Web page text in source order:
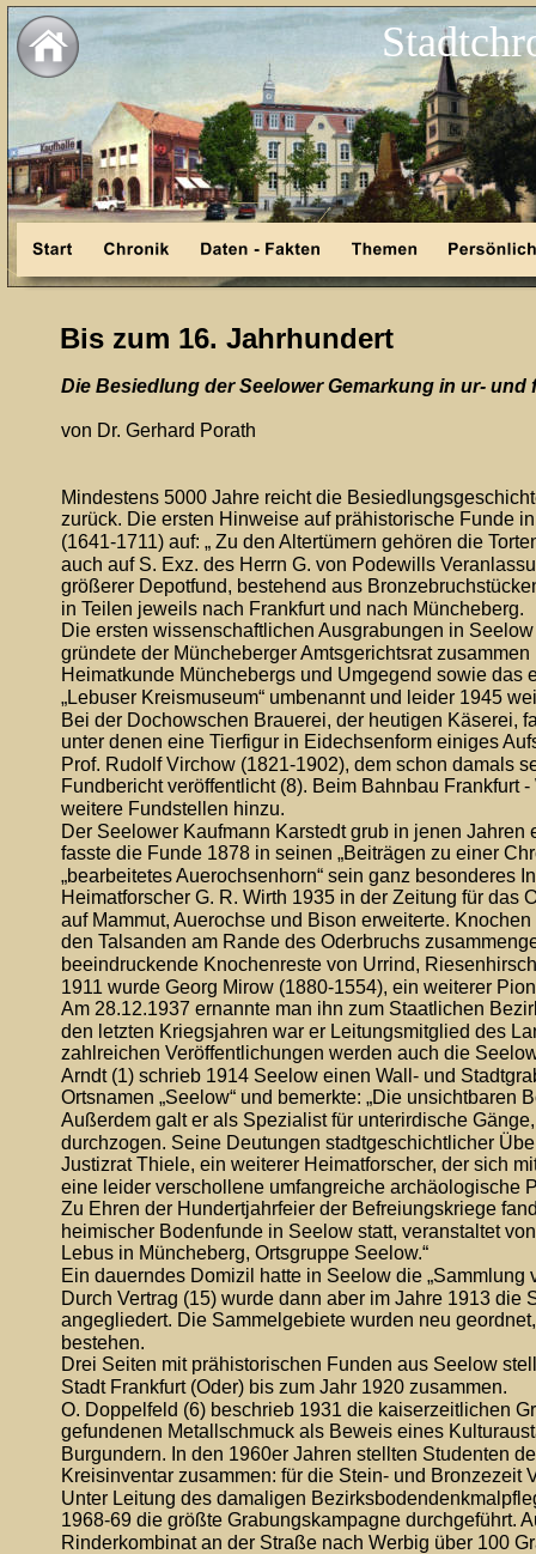
Bis zum 16. Jahrhundert
Die Besiedlung der Seelower Gemarkung in ur-
von Dr. Gerhard Porath
Mindestens 5000 Jahre reicht die
zurück. Die ersten Hinweise auf prähistorische Funde
(1641-1711) auf: „ Zu den Altertümern gehören die
auch auf S. Exz. des Herrn G. von Podewills
größerer Depotfund, bestehend aus
in Teilen jeweils nach Frankfurt und nach Müncheberg.
Die ersten wissenschaftlichen Ausgrabungen in
gründete der Müncheberger Amtsgerichtsrat
Heimatkunde Münchebergs und Umgegend sowie
„Lebuser Kreismuseum“ umbenannt und leider 1945
Bei der Dochowschen Brauerei, der heutigen Käserei,
unter denen eine Tierfigur in Eidechsenform einiges
Prof. Rudolf Virchow (1821-1902), dem schon damals
Fundbericht veröffentlicht (8). Beim Bahnbau
weitere Fundstellen hinzu.
Der Seelower Kaufmann Karstedt grub in jenen
fasste die Funde 1878 in seinen „Beiträgen zu einer
„bearbeitetes Auerochsenhorn“ sein ganz besonderes
Heimatforscher G. R. Wirth 1935 in der Zeitung für
auf Mammut, Auerochse und Bison erweiterte.
den Talsanden am Rande des Oderbruchs
beeindruckende Knochenreste von Urrind,
1911 wurde Georg Mirow (1880-1554), ein weiterer
Am 28.12.1937 ernannte man ihn zum Staatlichen
den letzten Kriegsjahren war er Leitungsmitglied des
zahlreichen Veröffentlichungen werden auch die
Arndt (1) schrieb 1914 Seelow einen Wall- und
Ortsnamen „Seelow“ und bemerkte: „Die
Außerdem galt er als Spezialist für unterirdische
durchzogen. Seine Deutungen stadtgeschichtlicher
Justizrat Thiele, ein weiterer Heimatforscher, der sich
eine leider verschollene umfangreiche archäologische
Zu Ehren der Hundertjahrfeier der Befreiungskriege
heimischer Bodenfunde in Seelow statt, veranstaltet
Lebus in Müncheberg, Ortsgruppe Seelow.“
Ein dauerndes Domizil hatte in Seelow die
Durch Vertrag (15) wurde dann aber im Jahre 1913
angegliedert. Die Sammelgebiete wurden neu
bestehen.
Drei Seiten mit prähistorischen Funden aus Seelow
Stadt Frankfurt (Oder) bis zum Jahr 1920 zusammen.
O. Doppelfeld (6) beschrieb 1931 die kaiserzeitlichen
gefundenen Metallschmuck als Beweis eines
Burgundern. In den 1960er Jahren stellten Studenten
Kreisinventar zusammen: für die Stein- und
Unter Leitung des damaligen
1968-69 die größte Grabungskampagne durchgeführt.
Rinderkombinat an der Straße nach Werbig über 100